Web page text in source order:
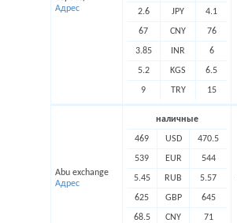
Адрес
2.6 JPY 4.1
67 CNY 76
3.85 INR 6
5.2 KGS 6.5
9 TRY 15
Abu exchange
Адрес
наличные
469 USD 470.5
539 EUR 544
5.45 RUB 5.57
625 GBP 645
68.5 CNY 71